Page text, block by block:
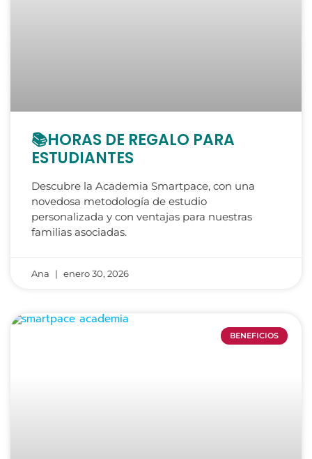
📚HORAS DE REGALO PARA
ESTUDIANTES
Descubre la Academia Smartpace, con una
novedosa metodología de estudio
personalizada y con ventajas para nuestras
familias asociadas.
Ana enero 30, 2026
BENEFICIOS